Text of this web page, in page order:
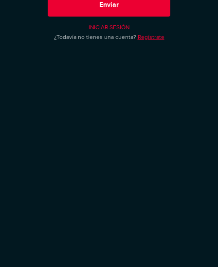
Enviar
INICIAR SESIÓN
¿Todavía no tienes una cuenta? Regístrate